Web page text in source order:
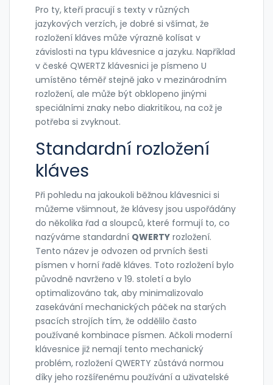
Pro ty, kteří pracují s texty v různých
jazykových verzích, je dobré si všímat, že
rozložení kláves může výrazně kolísat v
závislosti na typu klávesnice a jazyku. Například
v české QWERTZ klávesnici je písmeno U
umístěno téměř stejně jako v mezinárodním
rozložení, ale může být obklopeno jinými
speciálními znaky nebo diakritikou, na což je
potřeba si zvyknout.
Standardní rozložení
kláves
Při pohledu na jakoukoli běžnou klávesnici si
můžeme všimnout, že klávesy jsou uspořádány
do několika řad a sloupců, které formují to, co
nazýváme standardní QWERTY rozložení.
Tento název je odvozen od prvních šesti
písmen v horní řadě kláves. Toto rozložení bylo
původně navrženo v 19. století a bylo
optimalizováno tak, aby minimalizovalo
zasekávání mechanických páček na starých
psacích strojích tím, že oddělilo často
používané kombinace písmen. Ačkoli moderní
klávesnice již nemají tento mechanický
problém, rozložení QWERTY zůstává normou
díky jeho rozšířenému používání a uživatelské